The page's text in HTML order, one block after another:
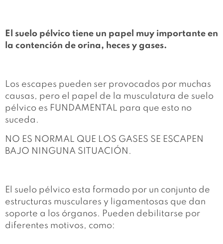
El suelo pélvico tiene un papel muy importante en
la contención de orina, heces y gases.
Los escapes pueden ser provocados por muchas
causas, pero el papel de la musculatura de suelo
pélvico es FUNDAMENTAL para que esto no
suceda.
NO ES NORMAL QUE LOS GASES SE ESCAPEN
BAJO NINGUNA SITUACIÓN.
El suelo pélvico esta formado por un conjunto de
estructuras musculares y ligamentosas que dan
soporte a los órganos. Pueden debilitarse por
diferentes motivos, como: